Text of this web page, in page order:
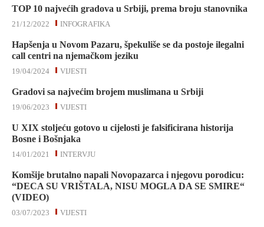
TOP 10 najvećih gradova u Srbiji, prema broju stanovnika
INFOGRAFIKA
21/12/2022
Hapšenja u Novom Pazaru, špekuliše se da postoje ilegalni
call centri na njemačkom jeziku
VIJESTI
19/04/2024
Gradovi sa najvećim brojem muslimana u Srbiji
VIJESTI
19/06/2023
U XIX stoljeću gotovo u cijelosti je falsificirana historija
Bosne i Bošnjaka
INTERVJU
14/01/2021
Komšije brutalno napali Novopazarca i njegovu porodicu:
“DECA SU VRIŠTALA, NISU MOGLA DA SE SMIRE“
(VIDEO)
VIJESTI
03/07/2023